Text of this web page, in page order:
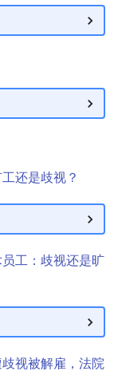
还是歧视？
工：歧视还是旷
视被解雇，法院